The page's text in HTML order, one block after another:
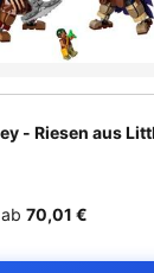
- Riesen aus
ab 70,01 €